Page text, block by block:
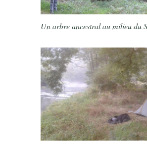
Un arbre ancestral au milieu du